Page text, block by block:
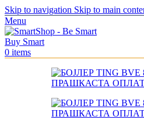
Skip to navigation Skip to main
Menu
0 items